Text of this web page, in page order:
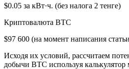
$0.05 за кВт·ч. (без налога 2 тенге)
Криптовалюта BTC
$97 600 (на момент написания
Исходя их условий, рассчитаем
добычи BTC используя калькулятор